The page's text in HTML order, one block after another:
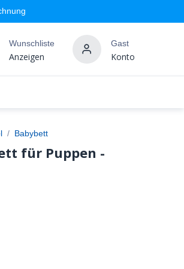
Wunschliste
Anzeigen
Gast
Konto
Babybett
für Puppen -